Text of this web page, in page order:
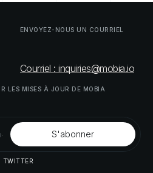
ENVOYEZ-NOUS UN COURRIEL
Courriel : inquiries@mobia.io
LES MISES À JOUR DE MOBIA
TWITTER